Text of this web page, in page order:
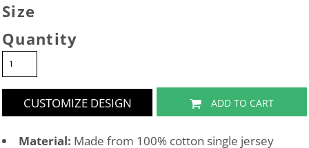
Size
Quantity
CUSTOMIZE DESIGN ADD TO CART
Material: Made from 100% cotton single jersey